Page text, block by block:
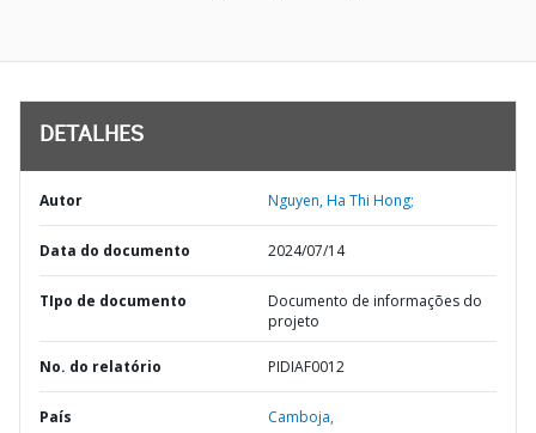
DETALHES
Autor Nguyen, Ha Thi Hong;
Data do documento 2024/07/14
TIpo de documento
Documento de informações do
projeto
No. do relatório PIDIAF0012
País Camboja,